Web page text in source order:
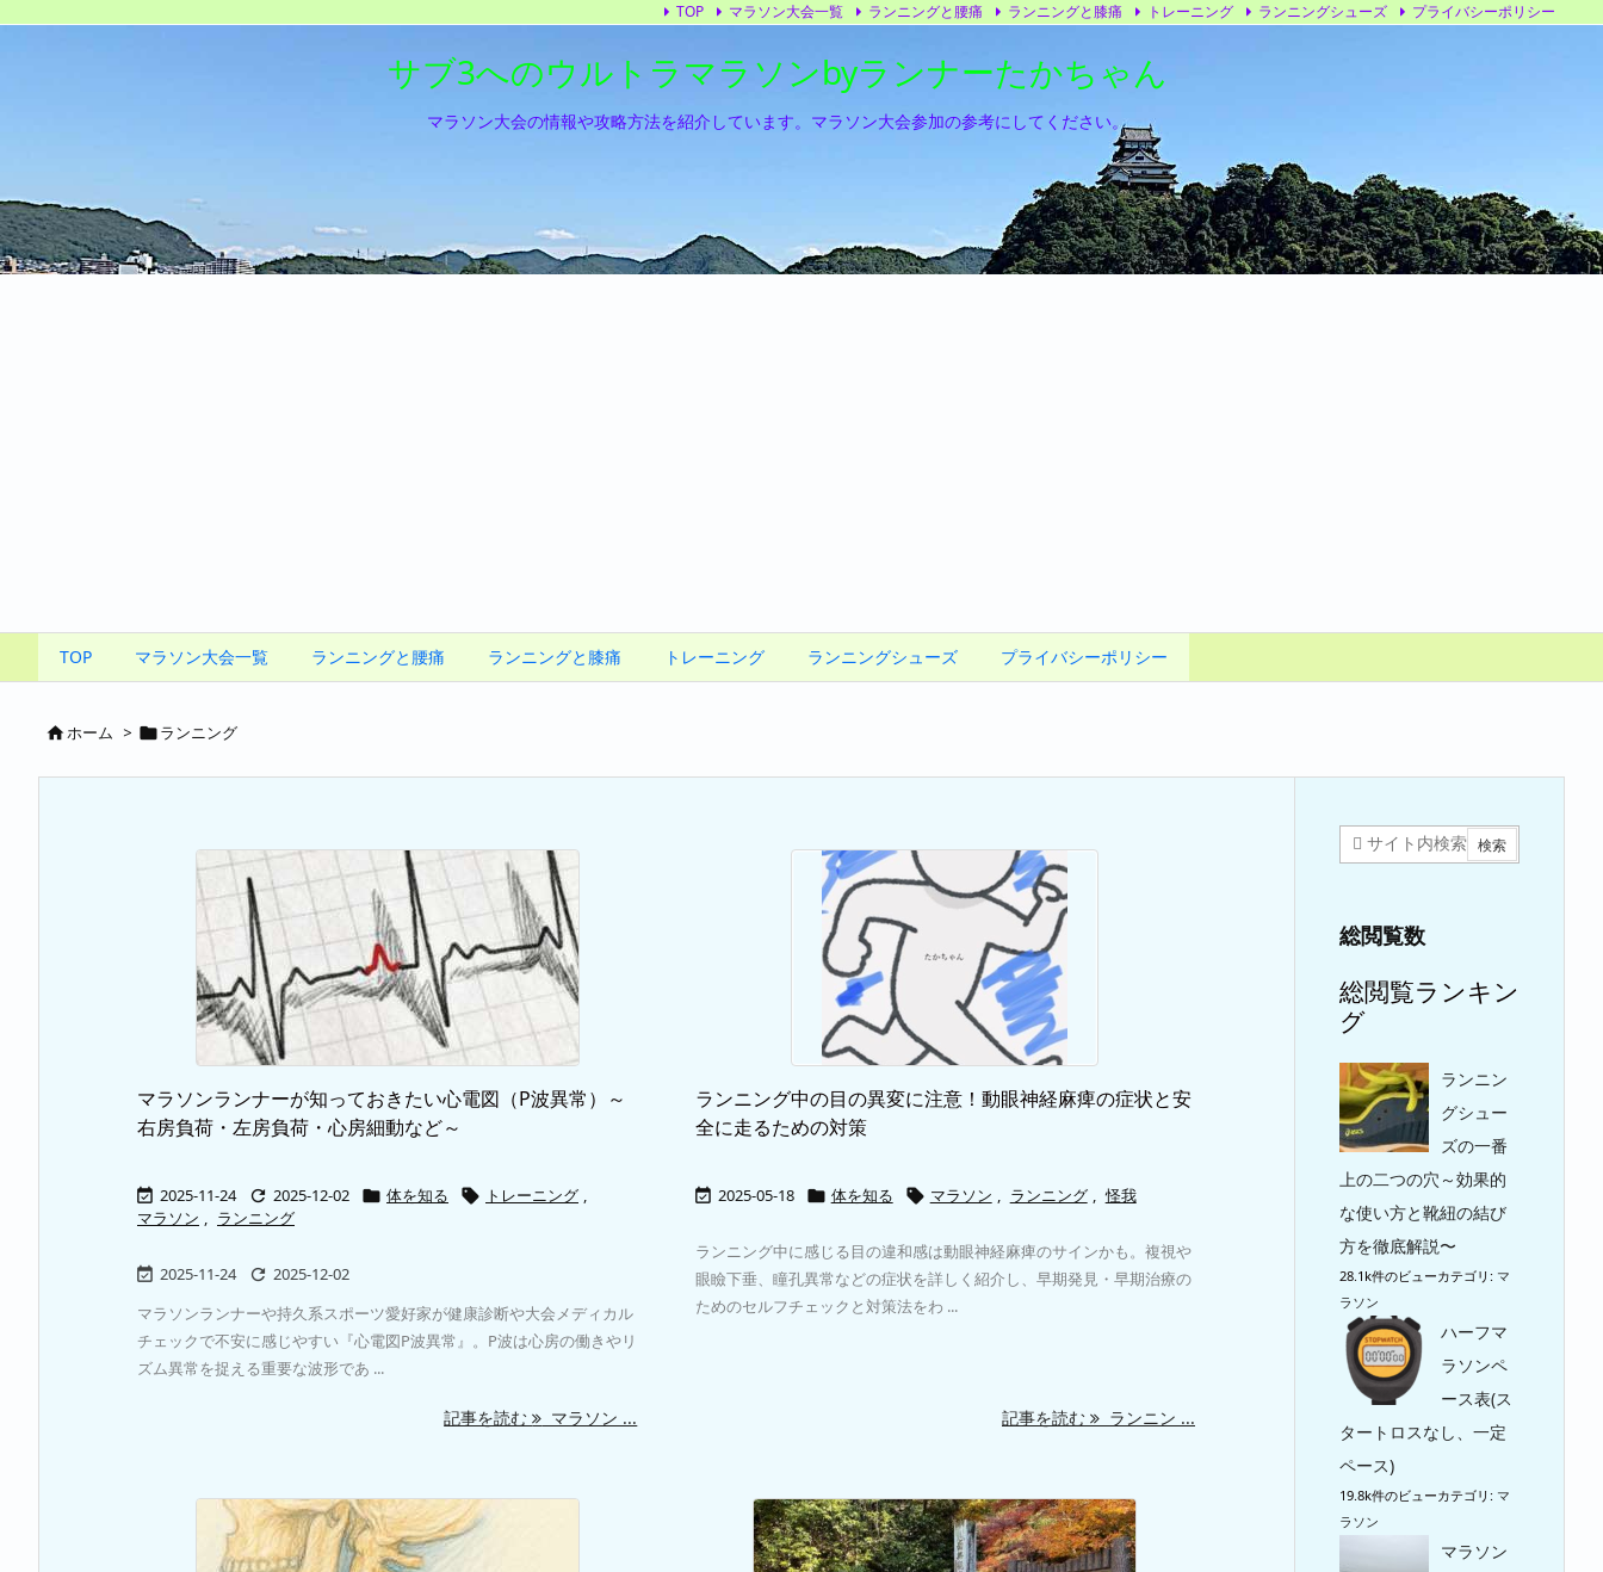
サブ3へのウルトラマラソンbyランナーたかちゃん
マラソン大会の情報や攻略方法を紹介しています。マラソン大会参加の参考にしてください。
TOP マラソン大会一覧 ランニングと腰痛 ランニングと膝痛 トレーニング ランニングシューズ プライバシーポリシー
TOP マラソン大会一覧 ランニングと腰痛 ランニングと膝痛 トレーニング ランニングシューズ プライバシーポリシー
ホーム > ランニング
マラソンランナーが知っておきたい心電図（P波異常）～
右房負荷・左房負荷・心房細動など～
 2025-11-24  2025-12-02  体を知る  トレーニング ,
マラソン , ランニング
 2025-11-24  2025-12-02
マラソンランナーや持久系スポーツ愛好家が健康診断や大会メディカル
チェックで不安に感じやすい『心電図P波異常』。P波は心房の働きやリ
ズム異常を捉える重要な波形であ ...
記事を読む マラソン ...
ランニング中の目の異変に注意！動眼神経麻痺の症状と安
全に走るための対策
 2025-05-18  体を知る  マラソン , ランニング , 怪我
ランニング中に感じる目の違和感は動眼神経麻痺のサインかも。複視や
眼瞼下垂、瞳孔異常などの症状を詳しく紹介し、早期発見・早期治療の
ためのセルフチェックと対策法をわ ...
記事を読む ランニン ...
総閲覧数
総閲覧ランキン
グ
ランニン
グシュー
ズの一番
上の二つの穴～効果的
な使い方と靴紐の結び
方を徹底解説〜
28.1k件のビューカテゴリ: マ
ラソン
ハーフマ
ラソンペ
ース表(ス
タートロスなし、一定
ペース)
19.8k件のビューカテゴリ: マ
ラソン
マラソン